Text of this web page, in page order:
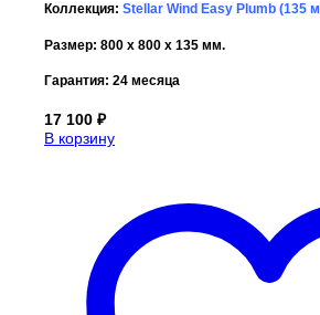
Коллекция: Stellar Wind Easy Plumb (135
Размер: 800 x 800 x 135 мм.
Гарантия: 24 месяца
17 100 ₽
В корзину